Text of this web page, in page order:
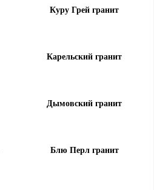
Куру Грей гранит
Карельский гранит
Дымовский гранит
Блю Перл гранит